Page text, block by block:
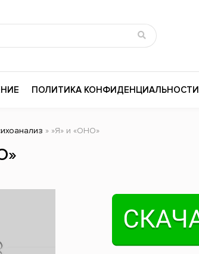
Современная проза
История России
ПОЛИТИКА КОНФИДЕНЦИАЛЬНОСТИ
» »Я» и «ОНО»